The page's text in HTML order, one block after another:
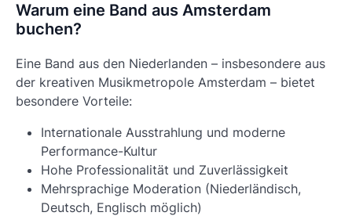
Warum eine Band aus Amsterdam
buchen?
Eine Band aus den Niederlanden – insbesondere aus
der kreativen Musikmetropole Amsterdam – bietet
besondere Vorteile:
Internationale Ausstrahlung und moderne
Performance-Kultur
Hohe Professionalität und Zuverlässigkeit
Mehrsprachige Moderation (Niederländisch,
Deutsch, Englisch möglich)